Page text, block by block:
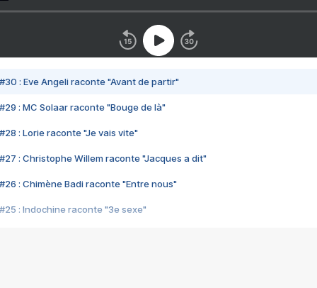
#30 : Eve Angeli raconte "Avant de partir"
#29 : MC Solaar raconte "Bouge de là"
#28 : Lorie raconte "Je vais vite"
#27 : Christophe Willem raconte "Jacques a dit"
#26 : Chimène Badi raconte "Entre nous"
#25 : Indochine raconte "3e sexe"